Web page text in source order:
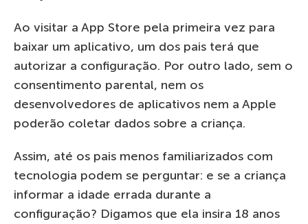
Ao visitar a App Store pela primeira vez para
baixar um aplicativo, um dos pais terá que
autorizar a configuração. Por outro lado, sem o
consentimento parental, nem os
desenvolvedores de aplicativos nem a Apple
poderão coletar dados sobre a criança.
Assim, até os pais menos familiarizados com
tecnologia podem se perguntar: e se a criança
informar a idade errada durante a
configuração? Digamos que ela insira 18 anos